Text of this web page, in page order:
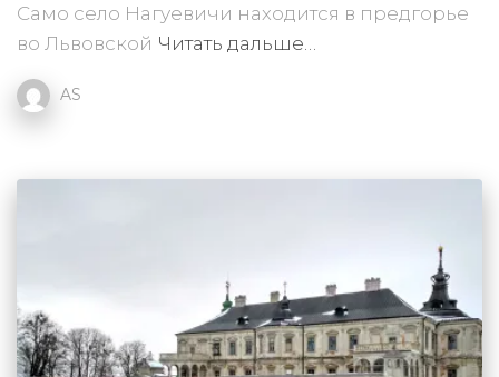
Само село Нагуевичи находится в предгорье
во Львовской Читать дальше…
AS